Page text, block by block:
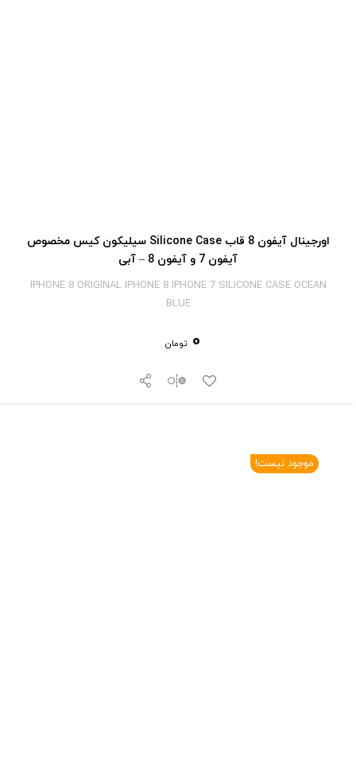
اورجینال آیفون 8 قاب Silicone Case سیلیکون کیس مخصوص
آیفون 7 و آیفون 8 – آبی
IPHONE 8 ORIGINAL IPHONE 8 IPHONE 7 SILICONE CASE OCEAN
BLUE
0 تومان
موجود نیست!